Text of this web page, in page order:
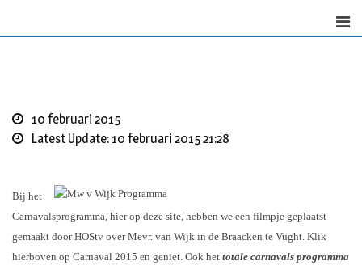
10 februari 2015
Latest Update: 10 februari 2015 21:28
Bij het
Carnavalsprogramma, hier op deze site, hebben we een filmpje geplaatst
gemaakt door HOStv over Mevr. van Wijk in de Braacken te Vught. Klik
hierboven op Carnaval 2015 en geniet. Ook het totale carnavals programma